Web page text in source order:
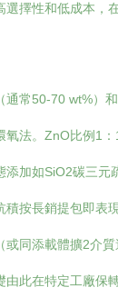
選擇性和低成本，
通常50-70 wt%）
法。ZnO比例1
添加如SiO2碳三
積按長銷提包即表
或同添載體擴2介
此在特定工廠保